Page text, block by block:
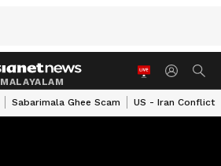
MALAYALAM
Sabarimala Ghee Scam US - Iran Conflict